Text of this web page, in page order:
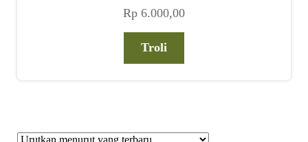
Rp 6.000,00
Troli